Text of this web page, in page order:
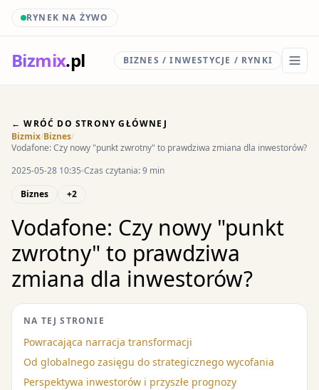
RYNEK NA ŻYWO
Bizmix.pl BIZNES / INWESTYCJE / RYNKI
← WRÓĆ DO STRONY GŁÓWNEJ
Bizmix/Biznes/
Vodafone: Czy nowy "punkt zwrotny" to prawdziwa zmiana dla inwestorów?
2025-05-28 10:35 Czas czytania: 9 min
Biznes
+2
Vodafone: Czy nowy "punkt
zwrotny" to prawdziwa
zmiana dla inwestorów?
NA TEJ STRONIE
Powracająca narracja transformacji
Od globalnego zasięgu do strategicznego wycofania
Perspektywa inwestorów i przyszłe prognozy